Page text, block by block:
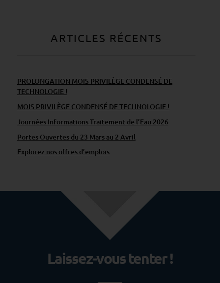
c
o
n
d
e
v
à
ARTICLES RÉCENTS
PROLONGATION MOIS PRIVILÈGE CONDENSÉ DE
TECHNOLOGIE !
MOIS PRIVILÈGE CONDENSÉ DE TECHNOLOGIE !
Journées Informations Traitement de l’Eau 2026
Portes Ouvertes du 23 Mars au 2 Avril
Explorez nos offres d’emplois
Laissez-vous tenter !